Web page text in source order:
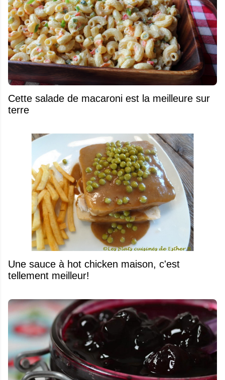
Cette salade de macaroni est la meilleure sur
terre
Une sauce à hot chicken maison, c'est
tellement meilleur!